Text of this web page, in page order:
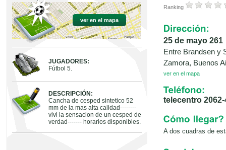
ver en el mapa
JUGADORES:
Fútbol 5.
DESCRIPCIÓN:
Cancha de cesped sintetico 52
mm de la mas alta calidad--------
vivi la sensacion de un cesped de
verdad------- horarios disponibles.
Ranking
25 de mayo 261
Entre Brandsen y
Zamora, Buenos
ver en el mapa
telecentro 2062-
A dos cuadras de